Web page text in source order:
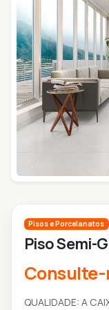
Pisos e Porcelanatos
Piso Semi-
QUALIDADE: A